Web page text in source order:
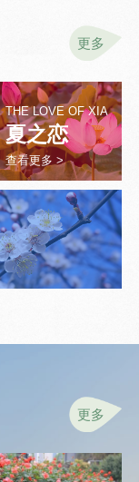
更多
THE LOVE OF XIA
夏之恋
查看更多 >
更多